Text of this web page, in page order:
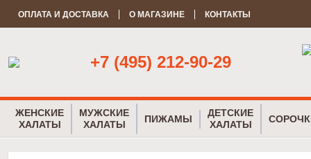
ОПЛАТА И ДОСТАВКА О МАГАЗИНЕ КОНТАКТЫ
+7 (495) 212-90-29
ЖЕНСКИЕ
ХАЛАТЫ
МУЖСКИЕ
ХАЛАТЫ
ПИЖАМЫ
ДЕТСКИЕ
ХАЛАТЫ